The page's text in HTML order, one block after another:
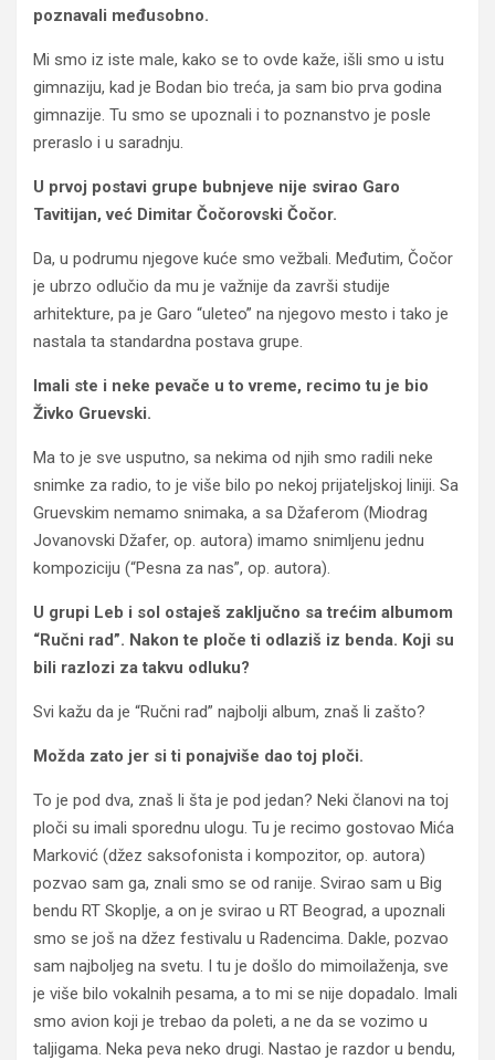
poznavali međusobno.
Mi smo iz iste male, kako se to ovde kaže, išli smo u istu
gimnaziju, kad je Bodan bio treća, ja sam bio prva godina
gimnazije. Tu smo se upoznali i to poznanstvo je posle
preraslo i u saradnju.
U prvoj postavi grupe bubnjeve nije svirao Garo
Tavitijan, već Dimitar Čočorovski Čočor.
Da, u podrumu njegove kuće smo vežbali. Međutim, Čočor
je ubrzo odlučio da mu je važnije da završi studije
arhitekture, pa je Garo “uleteo” na njegovo mesto i tako je
nastala ta standardna postava grupe.
Imali ste i neke pevače u to vreme, recimo tu je bio
Živko Gruevski.
Ma to je sve usputno, sa nekima od njih smo radili neke
snimke za radio, to je više bilo po nekoj prijateljskoj liniji. Sa
Gruevskim nemamo snimaka, a sa Džaferom (Miodrag
Jovanovski Džafer, op. autora) imamo snimljenu jednu
kompoziciju (“Pesna za nas”, op. autora).
U grupi Leb i sol ostaješ zaključno sa trećim albumom
“Ručni rad”. Nakon te ploče ti odlaziš iz benda. Koji su
bili razlozi za takvu odluku?
Svi kažu da je “Ručni rad” najbolji album, znaš li zašto?
Možda zato jer si ti ponajviše dao toj ploči.
To je pod dva, znaš li šta je pod jedan? Neki članovi na toj
ploči su imali sporednu ulogu. Tu je recimo gostovao Mića
Marković (džez saksofonista i kompozitor, op. autora)
pozvao sam ga, znali smo se od ranije. Svirao sam u Big
bendu RT Skoplje, a on je svirao u RT Beograd, a upoznali
smo se još na džez festivalu u Radencima. Dakle, pozvao
sam najboljeg na svetu. I tu je došlo do mimoilaženja, sve
je više bilo vokalnih pesama, a to mi se nije dopadalo. Imali
smo avion koji je trebao da poleti, a ne da se vozimo u
taljigama. Neka peva neko drugi. Nastao je razdor u bendu,